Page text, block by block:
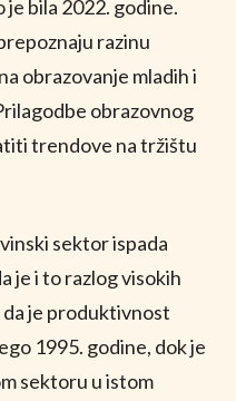
bila 2022. godine.
razinu
obrazovanje mladih i
obrazovnog
trendove na tržištu
sektor ispada
je i to razlog visokih
je produktivnost
1995. godine, dok je
sektoru u istom